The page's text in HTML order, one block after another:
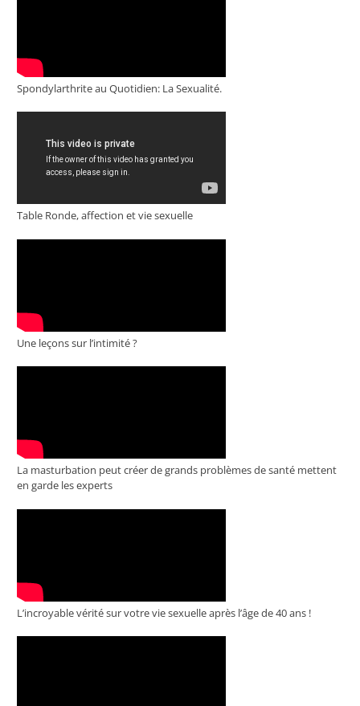
Spondylarthrite au Quotidien: La Sexualité.
Table Ronde, affection et vie sexuelle
Une leçons sur l’intimité ?
La masturbation peut créer de grands problèmes de santé mettent
en garde les experts
L’incroyable vérité sur votre vie sexuelle après l’âge de 40 ans !